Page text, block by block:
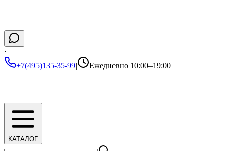
·
+7(495)135-35-99| Ежедневно 10:00–19:00
КАТАЛОГ